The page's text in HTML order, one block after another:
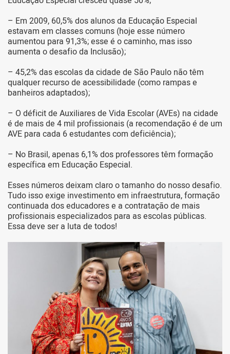
– Em 2009, 60,5% dos alunos da Educação Especial
estavam em classes comuns (hoje esse número
aumentou para 91,3%; esse é o caminho, mas isso
aumenta o desafio da Inclusão);
– 45,2% das escolas da cidade de São Paulo não têm
qualquer recurso de acessibilidade (como rampas e
banheiros adaptados);
– O déficit de Auxiliares de Vida Escolar (AVEs) na cidade
é de mais de 4 mil profissionais (a recomendação é de um
AVE para cada 6 estudantes com deficiência);
– No Brasil, apenas 6,1% dos professores têm formação
específica em Educação Especial.
Esses números deixam claro o tamanho do nosso desafio.
Tudo isso exige investimento em infraestrutura, formação
continuada dos educadores e a contratação de mais
profissionais especializados para as escolas públicas.
Essa deve ser a luta de todos!